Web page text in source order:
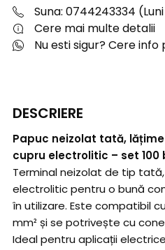
Suna: 0744243334
Cere mai multe detalii
Nu esti sigur? Cere
DESCRIERE
Papuc neizolat tată, lățime
cupru electrolitic – set 100
Terminal neizolat de tip
electrolitic pentru o bună
în utilizare. Este compatibil
mm² și se potrivește cu
Ideal pentru aplicații